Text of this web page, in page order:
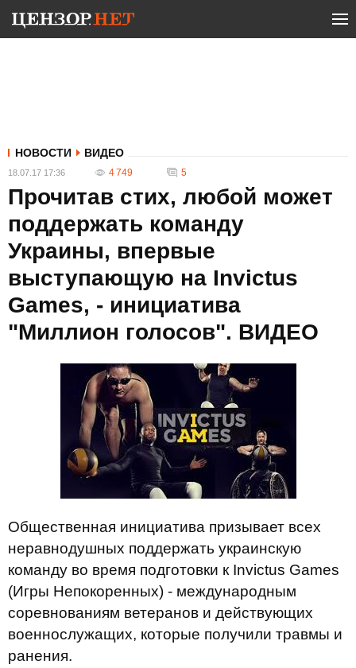
НОВОСТИ ВИДЕО
18.07.17 17:36 4 749 5
Прочитав стих, любой может
поддержать команду
Украины, впервые
выступающую на Invictus
Games, - инициатива
"Миллион голосов". ВИДЕО
Общественная инициатива призывает всех
неравнодушных поддержать украинскую
команду во время подготовки к Invictus Games
(Игры Непокоренных) - международным
соревнованиям ветеранов и действующих
военнослужащих, которые получили травмы и
ранения.